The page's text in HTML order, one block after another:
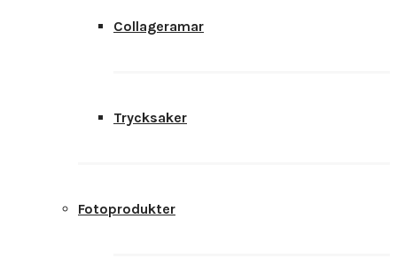
Collageramar
Trycksaker
Fotoprodukter